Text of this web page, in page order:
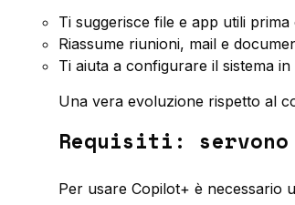
Ti suggerisce file e app utili
Riassume riunioni, mail e
Ti aiuta a configurare il sistema
Una vera evoluzione rispetto al
Requisiti:
Per usare Copilot+ è necessario